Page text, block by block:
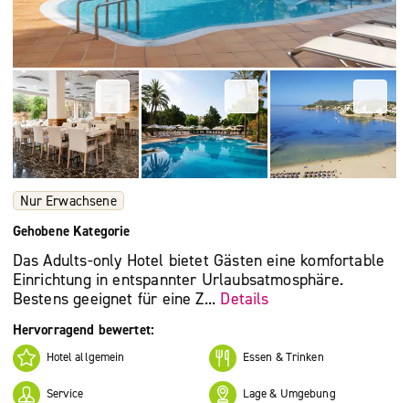
Nur Erwachsene
Gehobene Kategorie
Das Adults-only Hotel bietet Gästen eine komfortable
Einrichtung in entspannter Urlaubsatmosphäre.
Bestens geeignet für eine Z... Details
Hervorragend bewertet:
Hotel allgemein Essen & Trinken
Service Lage & Umgebung